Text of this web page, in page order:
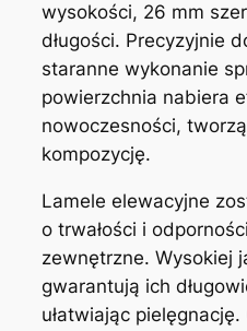
wysokości, 26 mm
długości. Precyzyjnie
staranne wykonanie
powierzchnia nabiera
nowoczesności,
kompozycję.
Lamele elewacyjne
o trwałości i
zewnętrzne. Wysokiej
gwarantują ich
ułatwiając